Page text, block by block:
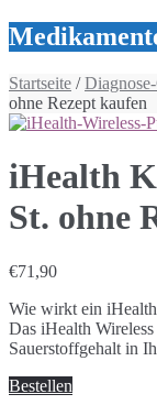
Startseite /
ohne Rezept kaufen
iHealth
St. ohne
€71,90
Wie wirkt ein
Das iHealth
Sauerstoffgehalt in
Bestellen